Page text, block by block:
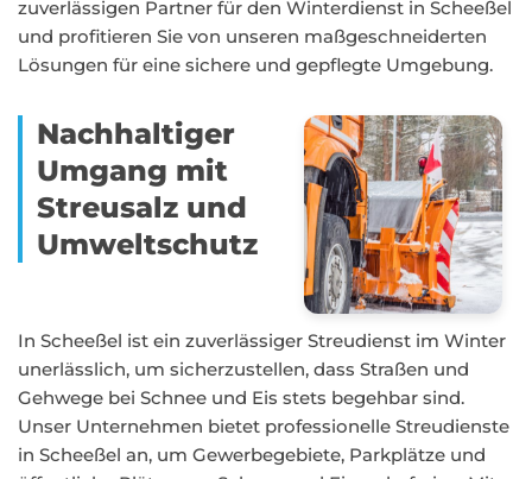
zuverlässigen Partner für den Winterdienst in Scheeßel
und profitieren Sie von unseren maßgeschneiderten
Lösungen für eine sichere und gepflegte Umgebung.
Nachhaltiger
Umgang mit
Streusalz und
Umweltschutz
In Scheeßel ist ein zuverlässiger Streudienst im Winter
unerlässlich, um sicherzustellen, dass Straßen und
Gehwege bei Schnee und Eis stets begehbar sind.
Unser Unternehmen bietet professionelle Streudienste
in Scheeßel an, um Gewerbegebiete, Parkplätze und